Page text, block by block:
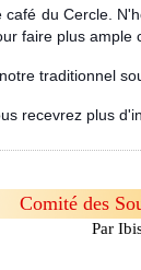
du Cercle.
faire plus ample
traditionnel
recevrez plus
Comité des
Par